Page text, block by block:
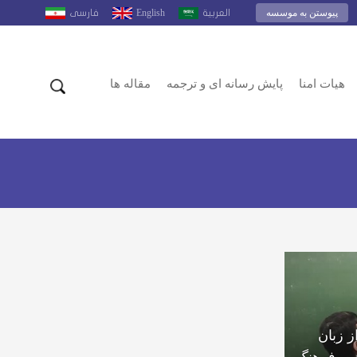
العربية English فارسى پیوستن به موسسه
هیات امنا پایش رسانه ای و ترجمه مقاله ها
زبان